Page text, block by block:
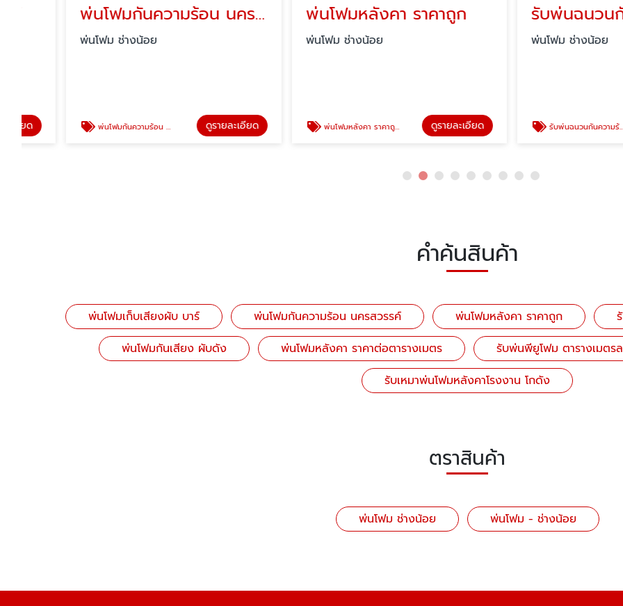
พ่นโฟมกันความร้อน นครสวรรค์
พ่นโฟม ช่างน้อย
พ่นโฟมกันความร้อน นครสวรรค์ ดูรายละเอียด
พ่นโฟมหลังคา ราคาถูก
พ่นโฟม ช่างน้อย
พ่นโฟมหลังคา ราคาถูก ดูรายละเอียด
รับพ่นฉนวนกันคว
พ่นโฟม ช่างน้อย
รับพ่นฉนวนกันความร้อน ดู
คำค้นสินค้า
พ่นโฟมเก็บเสียงผับ บาร์ พ่นโฟมกันความร้อน นครสวรรค์ พ่นโฟมหลังคา ราคาถูก
พ่นโฟมกันเสียง ผับดัง
พ่นโฟมหลังคา ราคาต่อตารางเมตร
รับพ่นพียูโฟม ตารางเมตรล
รับเหมาพ่นโฟมหลังคาโรงงาน โกดัง
ตราสินค้า
พ่นโฟม ช่างน้อย พ่นโฟม - ช่างน้อย